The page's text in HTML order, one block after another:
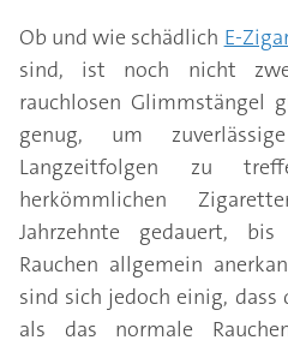
Ob und wie schädlich E-
sind, ist noch nicht
rauchlosen Glimmstängel
genug, um
Langzeitfolgen zu
herkömmlichen
Jahrzehnte gedauert,
Rauchen allgemein
sind sich jedoch einig, dass
als das normale